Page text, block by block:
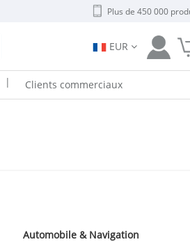
Plus de 450 000
EUR
| Clients commerciaux
Automobile & Navigation